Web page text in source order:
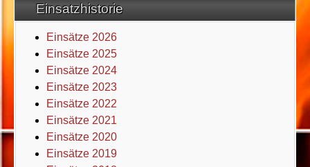
Einsatzhistorie
Einsätze 2026
Einsätze 2025
Einsätze 2024
Einsätze 2023
Einsätze 2022
Einsätze 2021
Einsätze 2020
Einsätze 2019